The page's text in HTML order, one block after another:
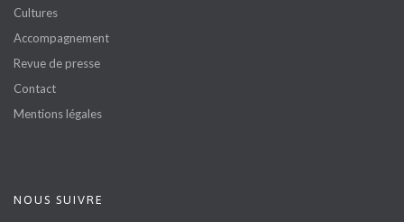
Cultures
Accompagnement
Revue de presse
Contact
Mentions légales
NOUS SUIVRE